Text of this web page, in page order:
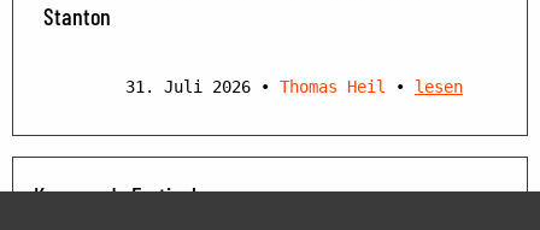
Stanton
31. Juli 2026 • Thomas Heil • lesen
Kommende Festivals